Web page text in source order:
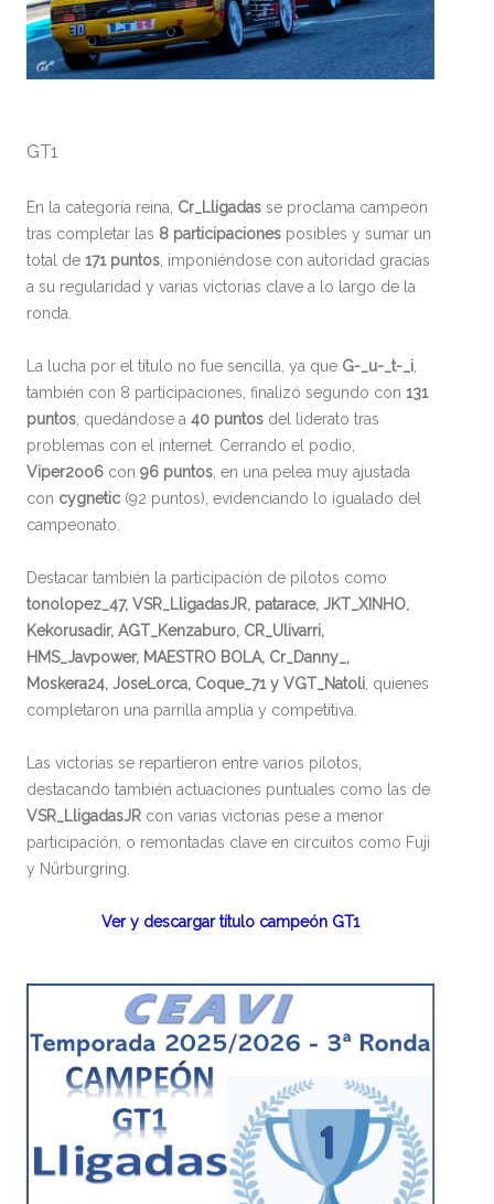
GT1
En la categoría reina, Cr_Lligadas se proclama campeón
tras completar las 8 participaciones posibles y sumar un
total de 171 puntos , imponiéndose con autoridad gracias
a su regularidad y varias victorias clave a lo largo de la
ronda.
La lucha por el título no fue sencilla, ya que G-_u-_t-_i
también con 8 participaciones, finalizó segundo con 131
puntos , quedándose a 40 puntos del liderato tras
problemas con el internet. Cerrando el podio,
Viper2oo6 con 96 puntos , en una pelea muy ajustada
con cygnetic (92 puntos), evidenciando lo igualado del
campeonato.
Destacar también la participación de pilotos como
tonolopez_47, VSR_LligadasJR, patarace, JKT_XINHO,
Kekorusadir, AGT_Kenzaburo, CR_Ulivarri,
HMS_Javpower, MAESTRO BOLA, Cr_Danny_,
Moskera24, JoseLorca, Coque_71 y VGT_Natoli , quienes
completaron una parrilla amplia y competitiva.
Las victorias se repartieron entre varios pilotos,
destacando también actuaciones puntuales como las de
VSR_LligadasJR con varias victorias pese a menor
participación, o remontadas clave en circuitos como Fuji
y Nürburgring.
Ver y descargar título campeón GT1